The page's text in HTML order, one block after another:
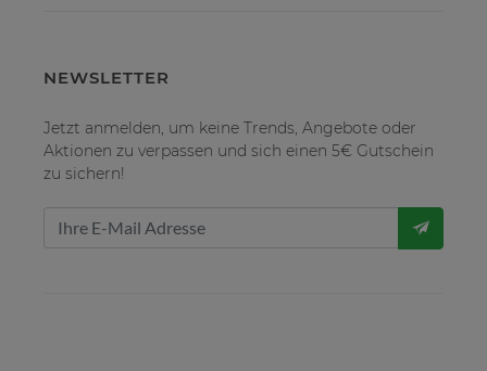
NEWSLETTER
Jetzt anmelden, um keine Trends, Angebote oder
Aktionen zu verpassen und sich einen 5€ Gutschein
zu sichern!